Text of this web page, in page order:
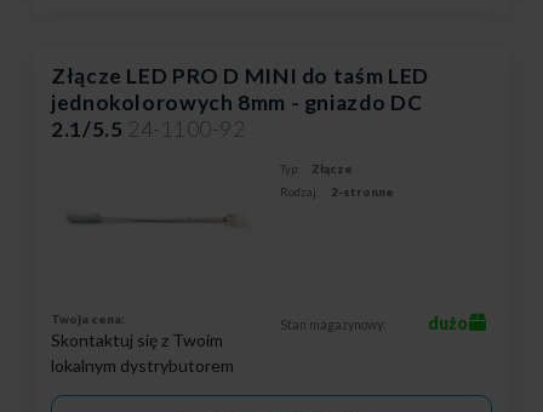
Złącze LED PRO D MINI do taśm LED
jednokolorowych 8mm - gniazdo DC
2.1/5.5 24-1100-92
Typ:
Złącze
Rodzaj:
2-stronne
Twoja cena:
Skontaktuj się z Twoim
lokalnym dystrybutorem
Stan magazynowy: dużo